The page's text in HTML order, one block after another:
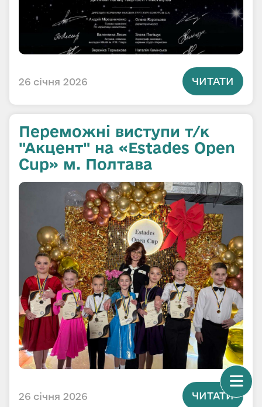
26 січня 2026 ЧИТАТИ
Переможні виступи т/к
"Акцент" на «Estades Open
Cup» м. Полтава
26 січня 2026 ЧИТАТИ